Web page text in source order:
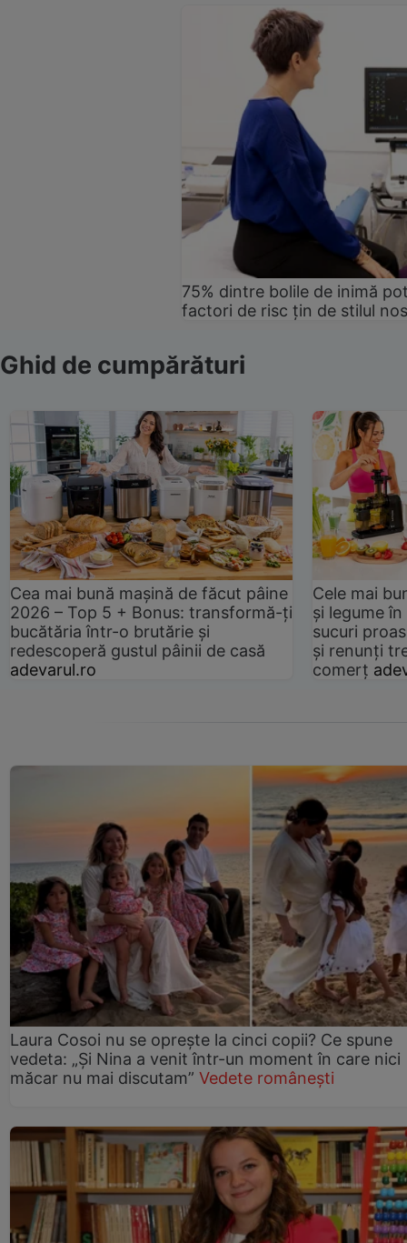
75% dintre bolile de inimă
factori de risc țin de stilul
Ghid de cumpărături
Cea mai bună mașină de făcut pâine
2026 – Top 5 + Bonus: transformă-ți
bucătăria într-o brutărie și
redescoperă gustul pâinii de casă
adevarul.ro
Cele mai
și legume
sucuri
și renunți
comerț
Laura Cosoi nu se oprește la cinci copii? Ce spune
vedeta: „Și Nina a venit într-un moment în care nici
măcar nu mai discutam” Vedete românești